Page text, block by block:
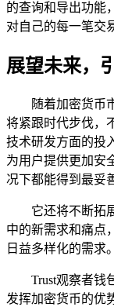
的查询和导出功能
对自己的每一笔交
展望未来，
随着加密货币
将紧跟时代步伐，
技术研发方面的投
为用户提供更加安
况下都能得到最妥
它还将不断拓
中的新需求和痛点
日益多样化的需求。
Trust观察者钱
发挥加密货币的优